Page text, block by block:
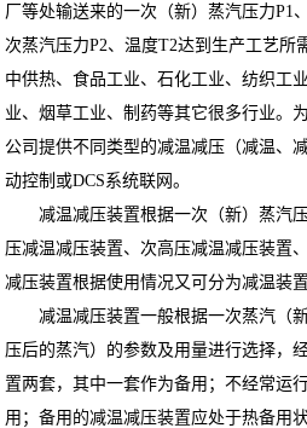
厂等处输送来的一次（新）蒸汽压力P1
次蒸汽压力P2、温度T2达到生产工艺所
中供热、食品工业、石化工业、纺织工
业、烟草工业、制药等其它很多行业。
公司提供不同类型的减温减压（减温、
动控制或DCS系统联网。
减温减压装置根据一次（新）蒸汽压
压减温减压装置、次高压减温减压装置
减压装置根据使用情况又可分为减温装
减温减压装置一般根据一次蒸汽（新
压后的蒸汽）的参数及用量进行选择，
置两套，其中一套作为备用；不经常运
用；备用的减温减压装置应处于热备用